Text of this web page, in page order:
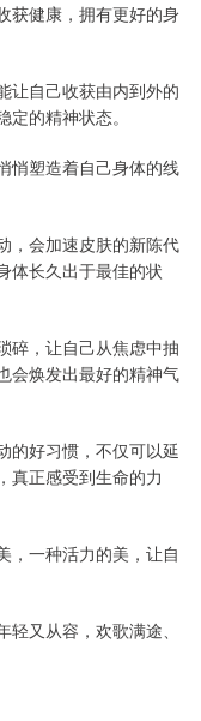
获健康，拥有更好的身
让自己收获由内到外的
的精神状态。
悄塑造着自己身体的线
，会加速皮肤的新陈代
体长久出于最佳的状
碎，让自己从焦虑中抽
会焕发出最好的精神气
的好习惯，不仅可以延
真正感受到生命的力
，一种活力的美，让自
又从容，欢歌满途、